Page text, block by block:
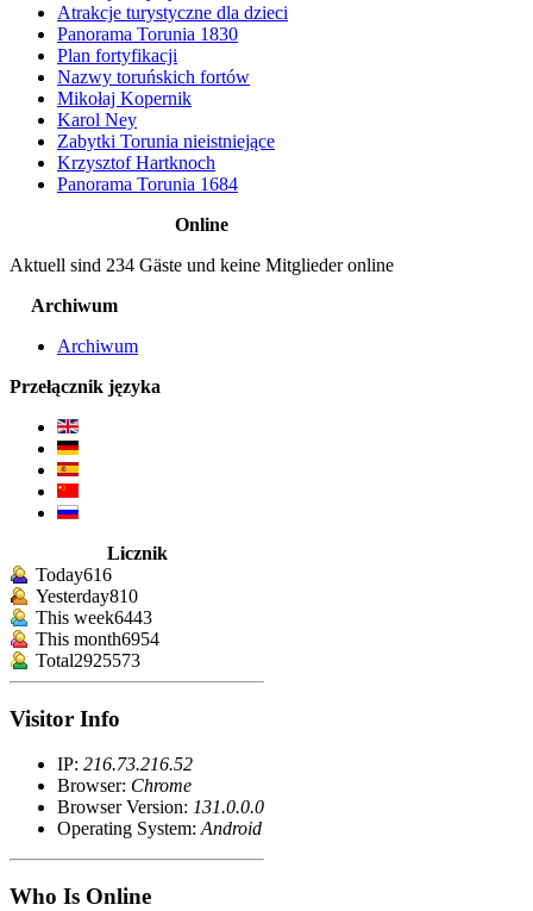
Atrakcje turystyczne dla dzieci
Panorama Torunia 1830
Plan fortyfikacji
Nazwy toruńskich fortów
Mikołaj Kopernik
Karol Ney
Zabytki Torunia nieistniejące
Krzysztof Hartknoch
Panorama Torunia 1684
Online
Aktuell sind 234 Gäste und keine Mitglieder online
Archiwum
Archiwum
Przełącznik języka
Licznik
Today616
Yesterday810
This week6443
This month6954
Total2925573
Visitor Info
IP: 216.73.216.52
Browser: Chrome
Browser Version: 131.0.0.0
Operating System:Android
Who Is Online